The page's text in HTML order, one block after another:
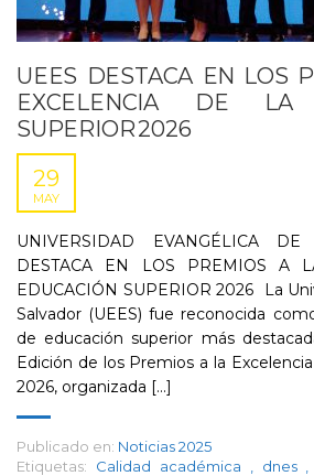
UEES DESTACA EN LOS
EXCELENCIA DE LA
SUPERIOR 2026
29
MAY
UNIVERSIDAD EVANGÉLICA
DESTACA EN LOS PREMIOS A
EDUCACIÓN SUPERIOR 2026 La
Salvador (UEES) fue reconocida
de educación superior más
Edición de los Premios a la
2026, organizada [...]
Publicado en: Noticias 2025
Etiquetas:
Calidad académica dnes